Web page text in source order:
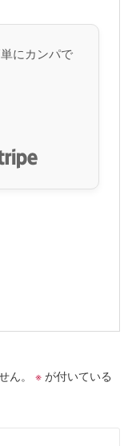
にカンパで
。
※ が付いている